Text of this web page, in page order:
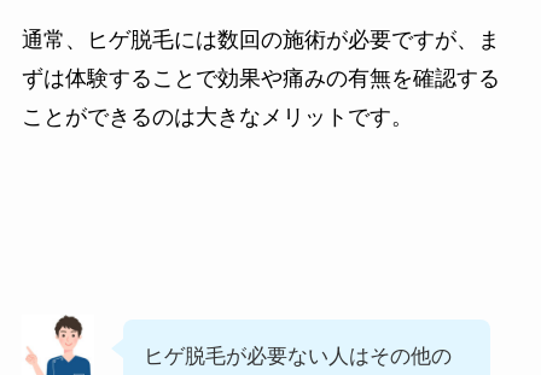
通常、ヒゲ脱毛には数回の施術が必要ですが、ま
ずは体験することで効果や痛みの有無を確認する
ことができるのは大きなメリットです。
ヒゲ脱毛が必要ない人はその他の